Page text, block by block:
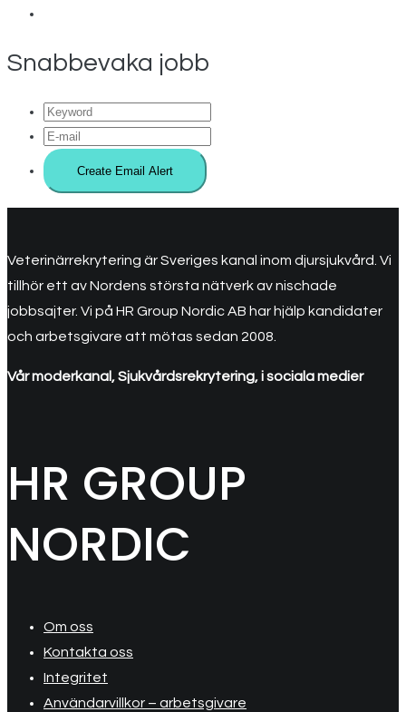
Snabbevaka jobb
Veterinärrekrytering är Sveriges kanal inom djursjukvård. Vi
tillhör ett av Nordens största nätverk av nischade
jobbsajter. Vi på HR Group Nordic AB har hjälp kandidater
och arbetsgivare att mötas sedan 2008.
Vår moderkanal, Sjukvårdsrekrytering, i sociala medier
HR GROUP
NORDIC
Om oss
Kontakta oss
Integritet
Användarvillkor – arbetsgivare